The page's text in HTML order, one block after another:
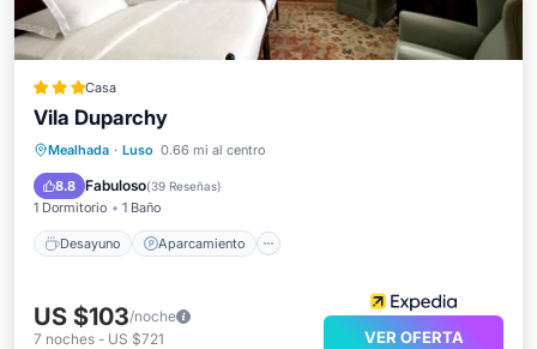
Casa
Vila Duparchy
Mealhada · Luso 0.66 mi al centro
8.8 Fabuloso(39 Reseñas)
1 Dormitorio 1 Baño
Desayuno Aparcamiento
Desayuno Aparcamiento
Balcón/Terraza
US $103/noche
7 noches - US $721 VER OFERTA